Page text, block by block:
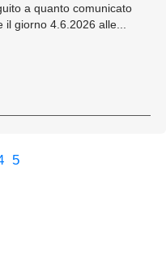
a quanto comunicato
giorno 4.6.2026 alle...
5